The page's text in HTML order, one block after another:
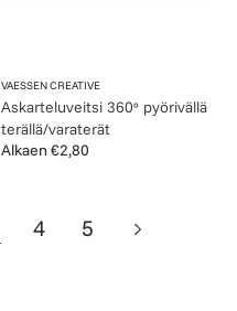
Myyjä:
VAESSEN CREATIVE
Askarteluveitsi 360º pyörivällä
terällä/varaterät
Normaalihinta
Alkaen €2,80
4 5